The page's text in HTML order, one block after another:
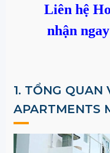
Liên hệ
nhận
1. TỔNG QUAN
APARTMENTS